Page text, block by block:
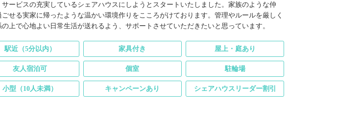
ービスの充実しているシェアハウスにしようとスタートいたしました。家族のような仲
せる実家に帰ったような温かい環境作りをこころがけております。管理やルールを厳しく
上で心地よい日常生活が送れるよう、サポートさせていただきたいと思っています。
駅近（5分以内） 家具付き 屋上・庭あり
友人宿泊可 個室 駐輪場
小型（10人未満） キャンペーンあり シェアハウスリーダー割引